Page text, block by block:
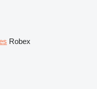
Robex